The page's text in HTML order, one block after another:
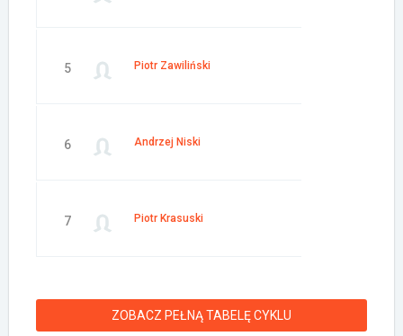
5 Piotr Zawiliński
6 Andrzej Niski
7 Piotr Krasuski
ZOBACZ PEŁNĄ TABELĘ CYKLU